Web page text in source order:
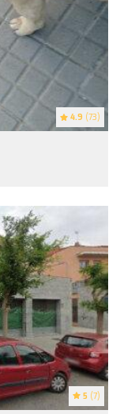
4.9 (73)
5 (7)